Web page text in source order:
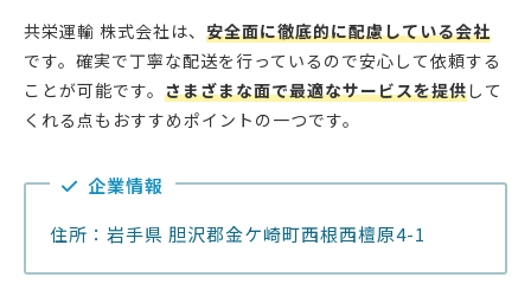
共栄運輸 株式会社は、 安全面に徹底的に配慮している会社
です。確実で丁寧な配送を行っているので安心して依頼する
ことが可能です。 さまざまな面で最適なサービスを提供して
くれる点もおすすめポイントの一つです。
企業情報
住所：岩手県 胆沢郡金ケ崎町西根西檀原4-1